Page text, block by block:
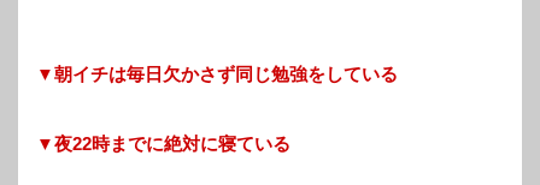
▼朝イチは毎日欠かさず同じ勉強をしている
▼夜22時までに絶対に寝ている